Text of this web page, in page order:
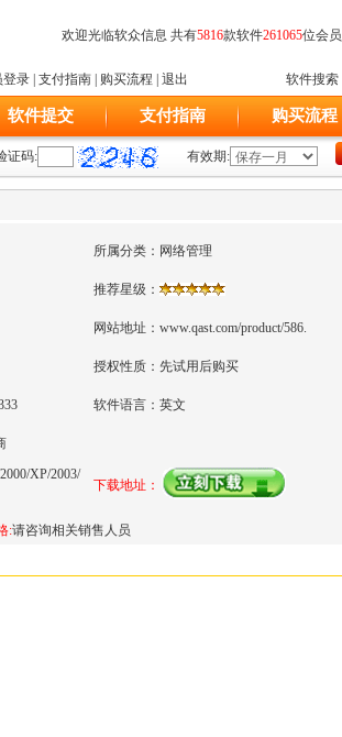
欢迎光临软众信息 共有5816款软件261065位会员
登录 支付指南 购买流程 退出 软件搜索
软件提交 支付指南 购买流程
证码: 有效期:
所属分类： 网络管理
推荐星级：
网站地址： www.qast.com/product/586.
授权性质： 先试用后购买
软件语言： 英文
XP/2003/
下载地址：
:请咨询相关销售人员